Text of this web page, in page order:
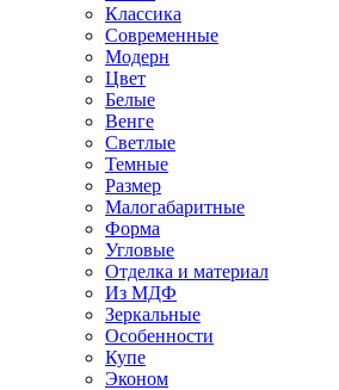
Классика
Современные
Модерн
Цвет
Белые
Венге
Светлые
Темные
Размер
Малогабаритные
Форма
Угловые
Отделка и материал
Из МДФ
Зеркальные
Особенности
Купе
Эконом